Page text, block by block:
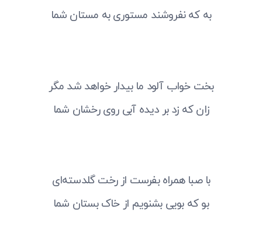
به که نفروشند مستوری به مستان شما
بخت خواب آلود ما بیدار خواهد شد مگر
زان که زد بر دیده آبی روی رخشان شما
با صبا همراه بفرست از رخت گلدسته‌ای
بو که بویی بشنویم از خاک بستان شما